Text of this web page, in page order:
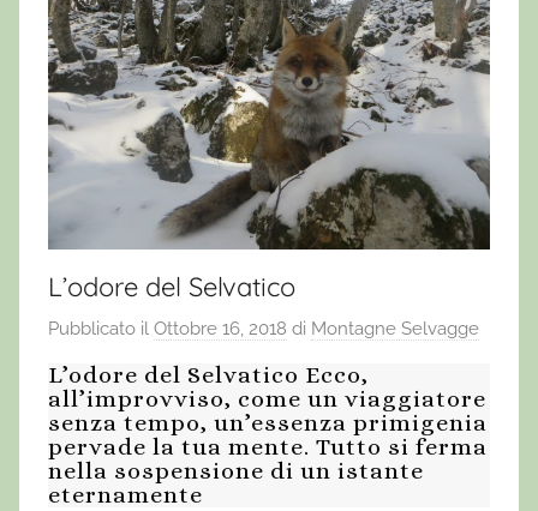
L’odore del Selvatico
Pubblicato il Ottobre 16, 2018 di Montagne Selvagge
L’odore del Selvatico Ecco,
all’improvviso, come un viaggiatore
senza tempo, un’essenza primigenia
pervade la tua mente. Tutto si ferma
nella sospensione di un istante
eternamente